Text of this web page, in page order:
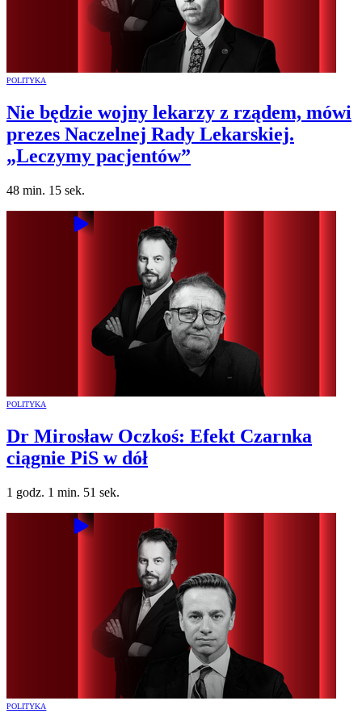
POLITYKA
Nie będzie wojny lekarzy z rządem, mówi
prezes Naczelnej Rady Lekarskiej.
„Leczymy pacjentów”
48 min. 15 sek.
POLITYKA
Dr Mirosław Oczkoś: Efekt Czarnka
ciągnie PiS w dół
1 godz. 1 min. 51 sek.
POLITYKA